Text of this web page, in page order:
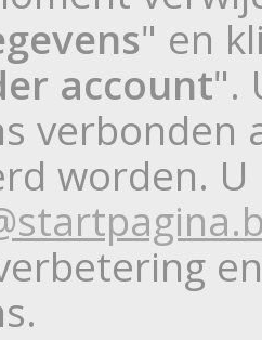
" en
account".
verbonden
worden.